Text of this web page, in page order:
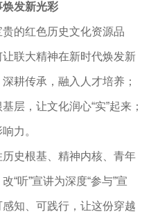
发新光彩
的红色历史文化资源品
联大精神在新时代焕发新
耕传承，融入人才培养；
层，让文化润心“实”起来；
力。
史根基、精神内核、青年
“听”宣讲为深度“参与”宣
知、可践行，让这份穿越